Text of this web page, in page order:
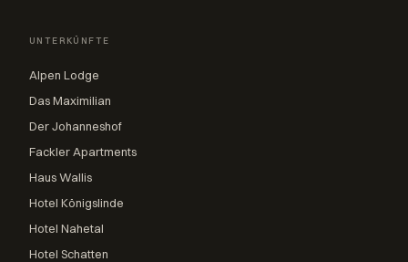
UNTERKÜNFTE
Alpen Lodge
Das Maximilian
Der Johanneshof
Fackler Apartments
Haus Wallis
Hotel Königslinde
Hotel Nahetal
Hotel Schatten